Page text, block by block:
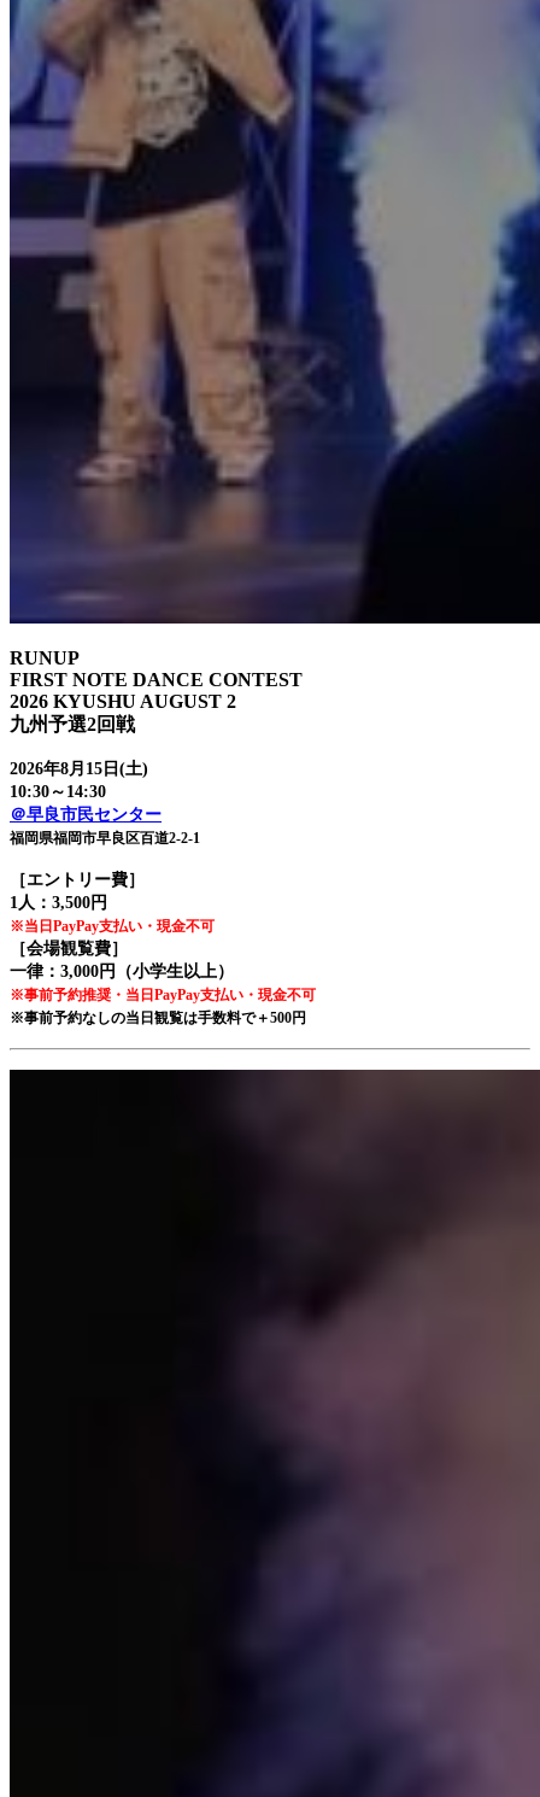
RUNUP
FIRST NOTE DANCE CONTEST
2026 KYUSHU AUGUST 2
九州予選2回戦
2026年8月15日(土)
10:30～14:30
＠早良市民センター
福岡県福岡市早良区百道2-2-1
［エントリー費］
1人：3,500円
※当日PayPay支払い・現金不可
［会場観覧費］
一律：3,000円（小学生以上）
※事前予約推奨・当日PayPay支払い・現金不可
※事前予約なしの当日観覧は手数料で＋500円